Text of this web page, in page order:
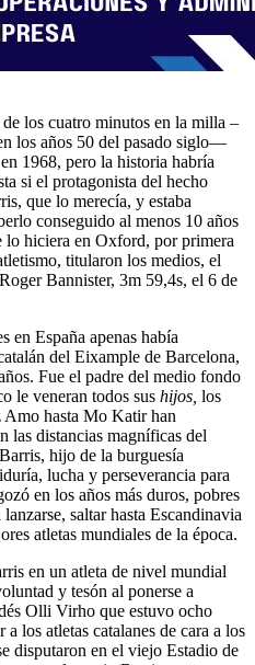
los cuatro minutos en la milla –
los años 50 del pasado siglo—
1968, pero la historia habría
si el protagonista del hecho
que lo merecía, y estaba
conseguido al menos 10 años
lo hiciera en Oxford, por primera
titularon los medios, el
Bannister, 3m 59,4s, el 6 de
en España apenas había
del Eixample de Barcelona,
Fue el padre del medio fondo
le veneran todos sus hijos, los
Amo hasta Mo Katir han
las distancias magníficas del
hijo de la burguesía
lucha y perseverancia para
en los años más duros, pobres
saltar hasta Escandinavia
atletas mundiales de la época.
en un atleta de nivel mundial
y tesón al ponerse a
Olli Virho que estuvo ocho
los atletas catalanes de cara a los
disputaron en el viejo Estadio de